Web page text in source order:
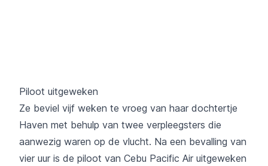
Piloot uitgeweken
Ze beviel vijf weken te vroeg van haar dochtertje
Haven met behulp van twee verpleegsters die
aanwezig waren op de vlucht. Na een bevalling van
vier uur is de piloot van Cebu Pacific Air uitgeweken